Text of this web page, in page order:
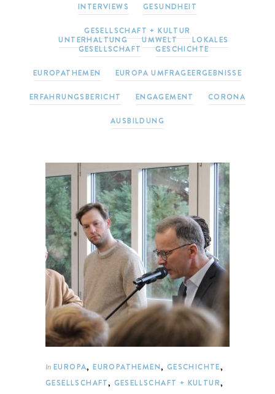
INTERVIEWS GESUNDHEIT
GESELLSCHAFT + KULTUR
UNTERHALTUNG
UMWELT
LOKALES
GESELLSCHAFT
GESCHICHTE
EUROPATHEMEN EUROPA UMFRAGEERGEBNISSE
ERFAHRUNGSBERICHT ENGAGEMENT CORONA
AUSBILDUNG
In EUROPA,EUROPATHEMEN, GESCHICHTE,
GESELLSCHAFT, GESELLSCHAFT + KULTUR,